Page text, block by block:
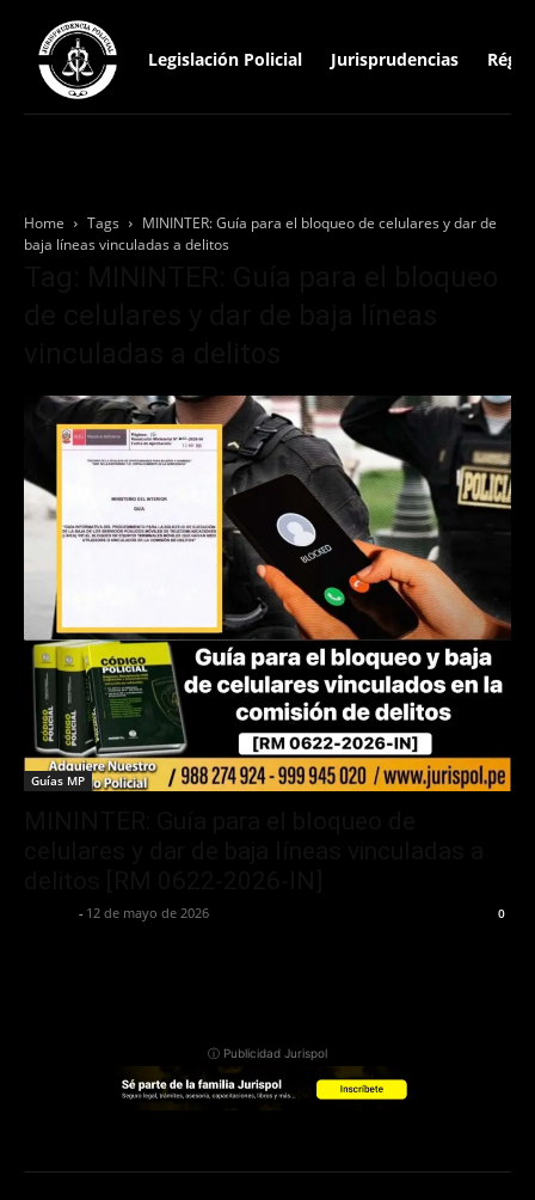
Legislación Policial Jurisprudencias
Home Tags
MININTER: Guía para el bloqueo de celulares y dar de
baja líneas vinculadas a delitos
Guías MP
- 12 de mayo de 2026 0
ⓘ Publicidad Jurispol